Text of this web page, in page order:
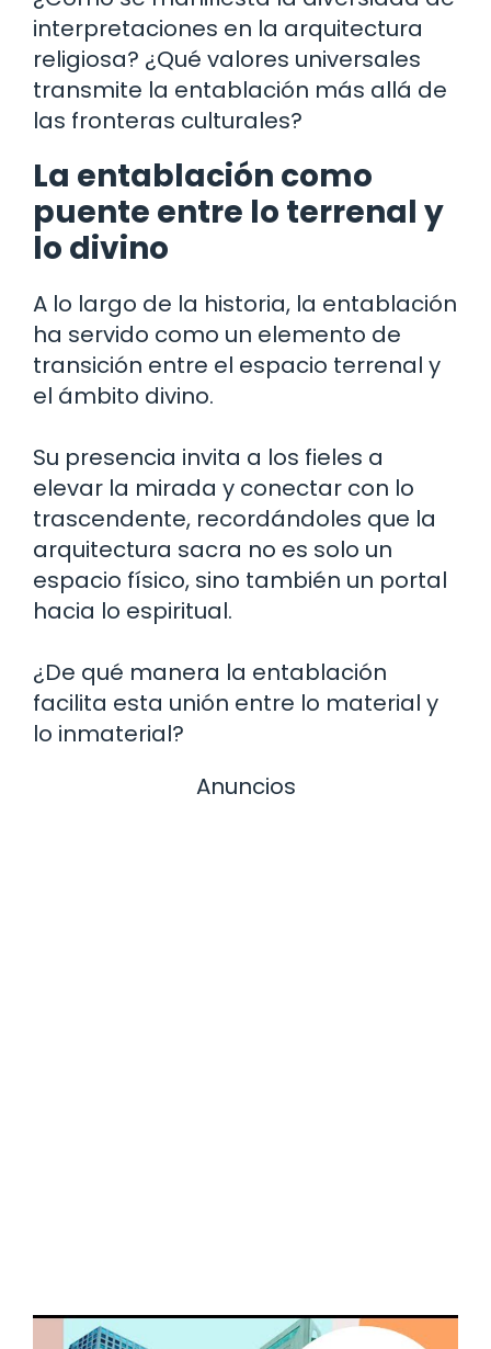
interpretaciones en la arquitectura
religiosa? ¿Qué valores universales
transmite la entablación más allá de
las fronteras culturales?
La entablación como
puente entre lo terrenal y
lo divino
A lo largo de la historia, la entablación
ha servido como un elemento de
transición entre el espacio terrenal y
el ámbito divino.
Su presencia invita a los fieles a
elevar la mirada y conectar con lo
trascendente, recordándoles que la
arquitectura sacra no es solo un
espacio físico, sino también un portal
hacia lo espiritual.
¿De qué manera la entablación
facilita esta unión entre lo material y
lo inmaterial?
Anuncios